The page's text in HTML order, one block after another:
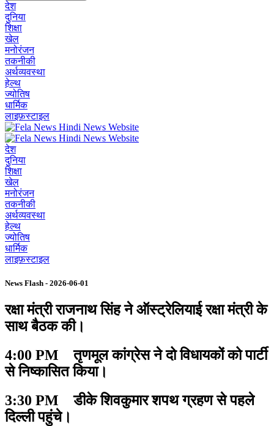
देश
दुनिया
शिक्षा
खेल
मनोरंजन
तकनीकी
अर्थव्यवस्था
हेल्थ
ज्योतिष
धार्मिक
लाइफ़स्टाइल
देश
दुनिया
शिक्षा
खेल
मनोरंजन
तकनीकी
अर्थव्यवस्था
हेल्थ
ज्योतिष
धार्मिक
लाइफ़स्टाइल
News Flash - 2026-06-01
रक्षा मंत्री राजनाथ सिंह ने ऑस्ट्रेलियाई रक्षा मंत्री के
साथ बैठक की।
4:00 PM तृणमूल कांग्रेस ने दो विधायकों को पार्टी
से निष्कासित किया।
3:30 PM डीके शिवकुमार शपथ ग्रहण से पहले
दिल्ली पहुंचे।